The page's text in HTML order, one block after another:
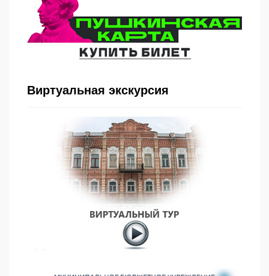
Виртуальная экскурсия